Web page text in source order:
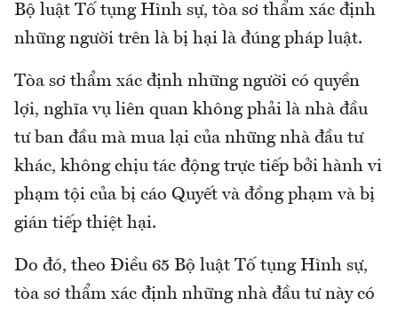
Bộ luật Tố tụng Hình sự, tòa sơ thẩm xác định
những người trên là bị hại là đúng pháp luật.
Tòa sơ thẩm xác định những người có quyền
lợi, nghĩa vụ liên quan không phải là nhà đầu
tư ban đầu mà mua lại của những nhà đầu tư
khác, không chịu tác động trực tiếp bởi hành vi
phạm tội của bị cáo Quyết và đồng phạm và bị
gián tiếp thiệt hại.
Do đó, theo Điều 65 Bộ luật Tố tụng Hình sự,
tòa sơ thẩm xác định những nhà đầu tư này có